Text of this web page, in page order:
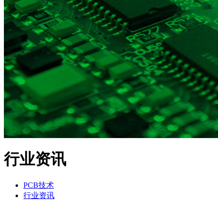
行业资讯
PCB技术
行业资讯